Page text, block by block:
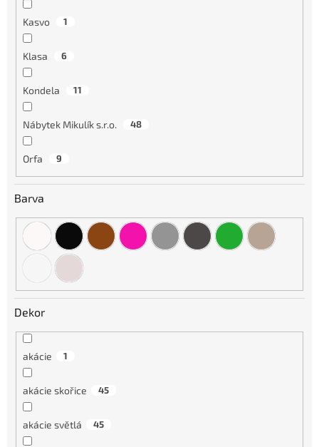
Kasvo 1
Klasa 6
Kondela 11
Nábytek Mikulík s.r.o. 48
Orfa 9
Barva
Dekor
akácie 1
akácie skořice 45
akácie světlá 45